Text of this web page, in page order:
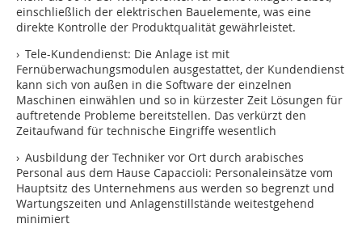
einschließlich der elektrischen Bauelemente, was eine
direkte Kontrolle der Produktqualität gewährleistet.
› Tele-Kundendienst: Die Anlage ist mit
Fernüberwachungsmodulen ausgestattet, der Kundendienst
kann sich von außen in die Software der einzelnen
Maschinen einwählen und so in kürzester Zeit Lösungen für
auftretende Probleme bereitstellen. Das verkürzt den
Zeitaufwand für technische Eingriffe wesentlich
› Ausbildung der Techniker vor Ort durch arabisches
Personal aus dem Hause Capaccioli: Personaleinsätze vom
Hauptsitz des Unternehmens aus werden so begrenzt und
Wartungszeiten und Anlagenstillstände weitestgehend
minimiert